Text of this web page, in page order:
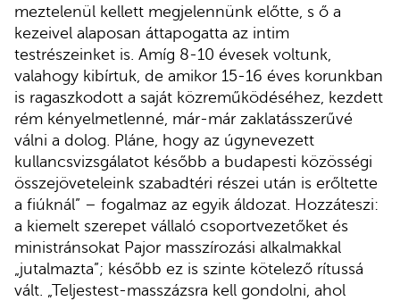
meztelenül kellett megjelennünk előtte, s ő a
kezeivel alaposan áttapogatta az intim
testrészeinket is. Amíg 8-10 évesek voltunk,
valahogy kibírtuk, de amikor 15-16 éves korunkban
is ragaszkodott a saját közreműködéséhez, kezdett
rém kényelmetlenné, már-már zaklatásszerűvé
válni a dolog. Pláne, hogy az úgynevezett
kullancsvizsgálatot később a budapesti közösségi
összejöveteleink szabadtéri részei után is erőltette
a fiúknál” – fogalmaz az egyik áldozat. Hozzáteszi:
a kiemelt szerepet vállaló csoportvezetőket és
ministránsokat Pajor masszírozási alkalmakkal
„jutalmazta”; később ez is szinte kötelező rítussá
vált. „Teljestest-masszázsra kell gondolni, ahol